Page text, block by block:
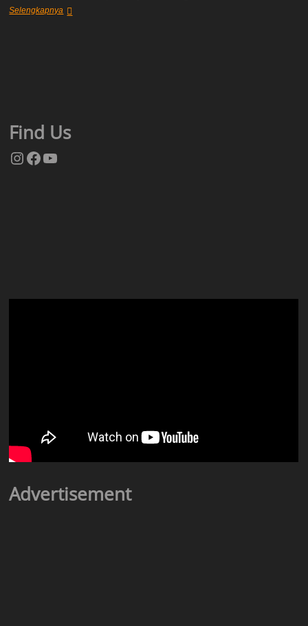
Selengkapnya Tentang
Find Us
Instagram
Facebook
YouTube
Advertisement